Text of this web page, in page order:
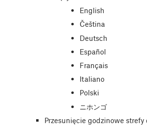
English
Čeština
Deutsch
Español
Français
Italiano
Polski
ニホンゴ
Przesunięcie godzinowe strefy